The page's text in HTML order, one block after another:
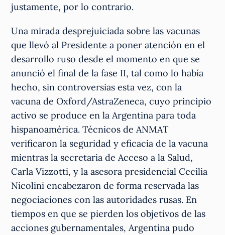
justamente, por lo contrario.
Una mirada desprejuiciada sobre las vacunas
que llevó al Presidente a poner atención en el
desarrollo ruso desde el momento en que se
anunció el final de la fase II, tal como lo había
hecho, sin controversias esta vez, con la
vacuna de Oxford/AstraZeneca, cuyo principio
activo se produce en la Argentina para toda
hispanoamérica. Técnicos de ANMAT
verificaron la seguridad y eficacia de la vacuna
mientras la secretaria de Acceso a la Salud,
Carla Vizzotti, y la asesora presidencial Cecilia
Nicolini encabezaron de forma reservada las
negociaciones con las autoridades rusas. En
tiempos en que se pierden los objetivos de las
acciones gubernamentales, Argentina pudo